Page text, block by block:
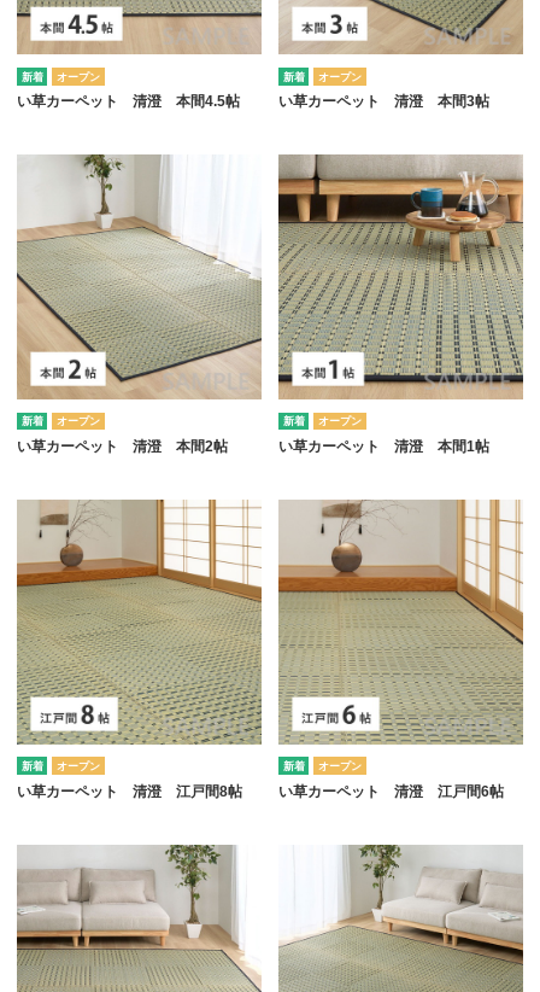
オープン
い草カーペット 清澄 本間4.5帖
オープン
い草カーペット 清澄 本間3帖
オープン
い草カーペット 清澄 本間2帖
オープン
い草カーペット 清澄 本間1帖
オープン
い草カーペット 清澄 江戸間8帖
オープン
い草カーペット 清澄 江戸間6帖